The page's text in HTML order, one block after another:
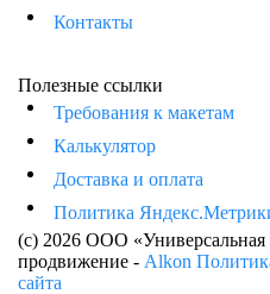
Контакты
Полезные ссылки
Требования к макетам
Калькулятор
Доставка и оплата
Политика
(c) 2026 ООО «Универсальная
продвижение - Alkon
сайта